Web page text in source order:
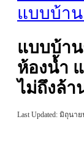
แบบบ้าน
แบบบ้าน
ห้องน้ำ
ไม่ถึงล้า
Last Updated: มิถุนาย